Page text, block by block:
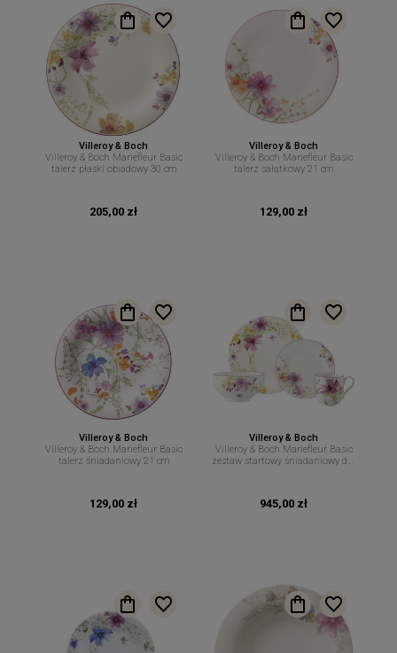
Villeroy & Boch
Villeroy & Boch Mariefleur Basic
talerz płaski obiadowy 30 cm
205,00 zł
Villeroy & Boch
Villeroy & Boch Mariefleur Basic
talerz sałatkowy 21 cm
129,00 zł
Villeroy & Boch
Villeroy & Boch Mariefleur Basic
talerz śniadaniowy 21 cm
129,00 zł
Villeroy & Boch
Villeroy & Boch Mariefleur Basic
zestaw startowy śniadaniowy dla
945,00 zł